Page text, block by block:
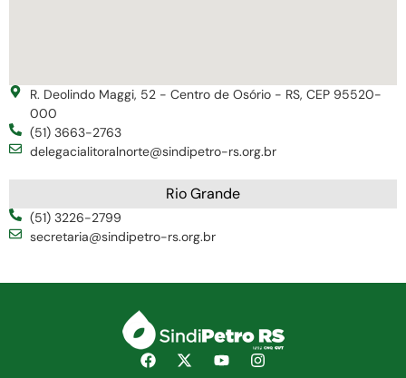
R. Deolindo Maggi, 52 - Centro de Osório - RS, CEP 95520-
000
(51) 3663-2763
delegacialitoralnorte@sindipetro-rs.org.br
Rio Grande
(51) 3226-2799
secretaria@sindipetro-rs.org.br